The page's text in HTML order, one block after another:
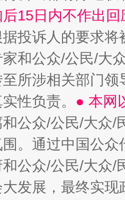
15日内不作出
投诉人的要求将
和公众/公民/大
所涉相关部门
性负责。 ● 本网
和公众/公民/大众
。通过中国公
公众/公民/大众
发展，最终实